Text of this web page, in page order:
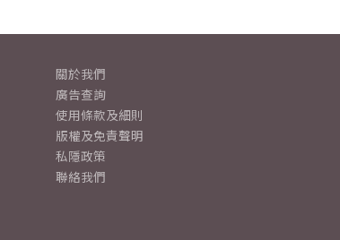
關於我們
廣告查詢
使用條款及細則
版權及免責聲明
私隱政策
聯絡我們